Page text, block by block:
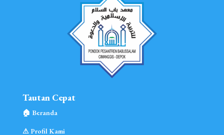
Tautan Cepat
🏠︎ Beranda
⚠︎ Profil Kami